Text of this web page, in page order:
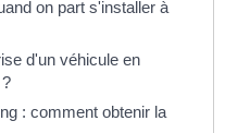
on part s'installer à
d'un véhicule en
: comment obtenir la